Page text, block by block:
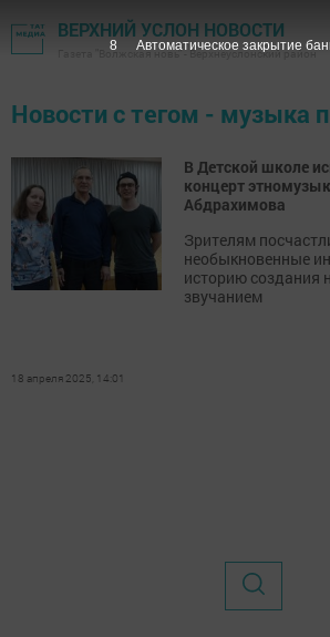
ВЕРХНИЙ УСЛОН НОВОСТИ
Газета "Волжская новь" - Верхнеуслонский район
Новости с тегом - музыка
В Детской школе
концерт
Абдрахимова
Зрителям
необыкновенные
историю создания
звучанием
18 апреля 2025, 14:01
7 Автоматическое закрытие